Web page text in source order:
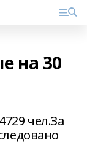
на 30
чел.За